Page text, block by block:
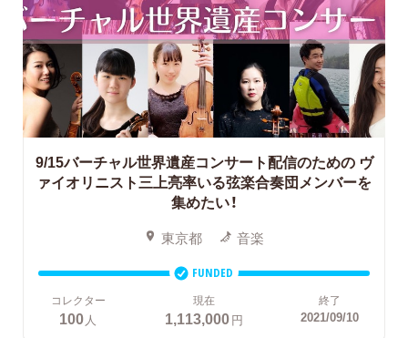
9/15バーチャル世界遺産コンサート配信のためのヴ
ァイオリニスト三上亮率いる弦楽合奏団メンバーを
集めたい！
東京都 音楽
FUNDED
コレクター
100 人
現在
1,113,000円
終了
2021/09/10